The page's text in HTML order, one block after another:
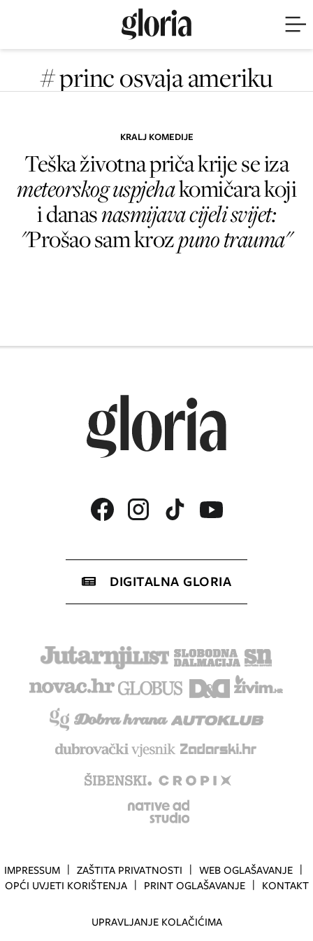
# princ osvaja ameriku
KRALJ KOMEDIJE
Teška životna priča krije se iza
meteorskog uspjehakomičara koji
i danasnasmijava cijeli svijet:
"Prošao sam krozpuno trauma​"
DIGITALNA GLORIA
IMPRESSUM ZAŠTITA PRIVATNOSTI
WEB OGLAŠAVANJE
OPĆI UVJETI KORIŠTENJA
PRINT OGLAŠAVANJE KONTAKT
UPRAVLJANJE KOLAČIĆIMA